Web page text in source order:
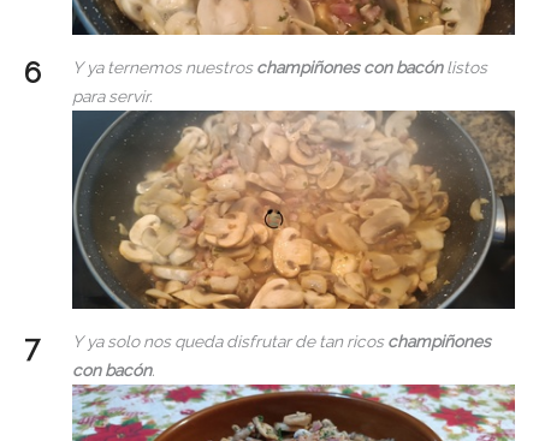
Y ya ternemos nuestroschampiñones con bacónlistos
para servir.
Y ya solo nos queda disfrutar de tan ricoschampiñones
con bacón.